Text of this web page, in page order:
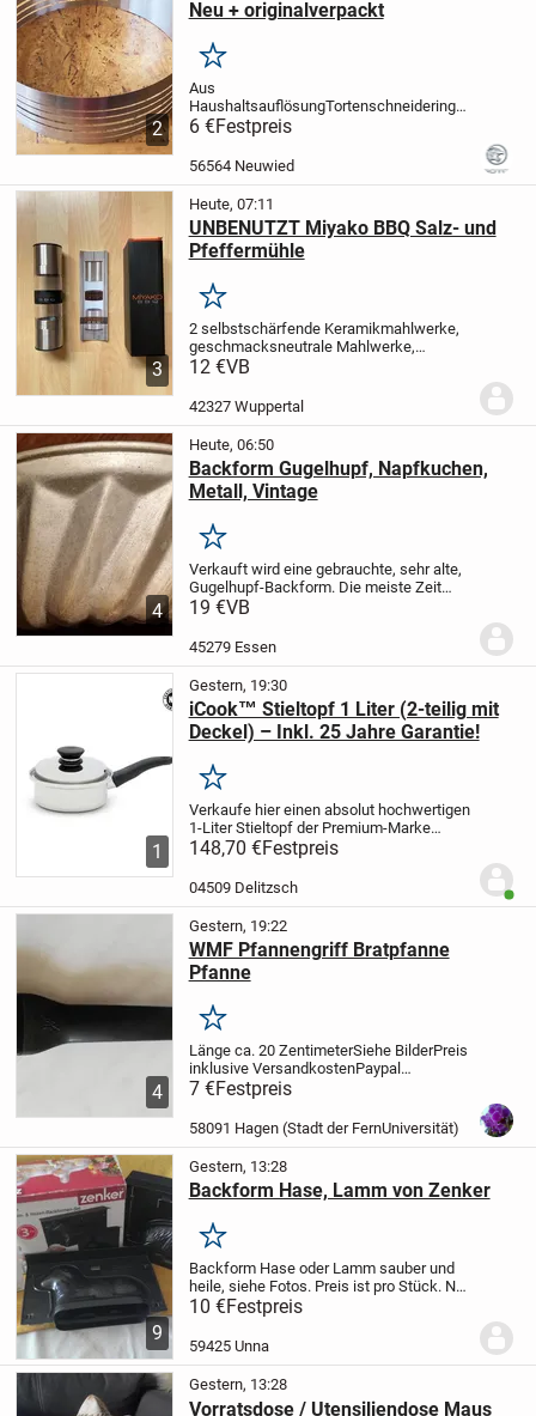
2
Neu + originalverpackt
Merken
Aus
HaushaltsauflösungTortenschneidering
TortenringEdelstahl
zwischen 24 - 30 cm
Originalverpackung
6 €Festpreis
56564 Neuwied
3
Heute, 07:11
UNBENUTZT Miyako BBQ Salz- und
Pfeffermühle
Merken
2 selbstschärfende Keramikmahlwerke,
geschmacksneutrale Mahlwerke,
Gehäuse aus Edelstahl mit Silikongriff,
Maße: Höhe 19 cm,
Gewicht:...
12 €VB
42327 Wuppertal
4
Heute, 06:50
Backform Gugelhupf, Napfkuchen,
Metall, Vintage
Merken
Verkauft wird eine gebrauchte, sehr alte,
Gugelhupf-Backform. Die meiste Zeit
hing die Form zur Deko in der Küche.
unschön aussah, mit Silberspray lackiert.
19 €VB
45279 Essen
1
Gestern, 19:30
iCook™ Stieltopf 1 Liter (2-teilig mit
Deckel) – Inkl. 25 Jahre Garantie!
Merken
Verkaufe hier einen absolut hochwertigen
1-Liter Stieltopf der Premium-Marke
iCook™. Dieser Topf ist perfekt für
kleinere Mengen, Soßen, Gemüse oder
Babynahrung und bietet absolute Profi-
148,70 €Festpreis
04509 Delitzsch
4
Gestern, 19:22
WMF Pfannengriff Bratpfanne
Pfanne
Merken
Länge ca. 20 ZentimeterSiehe BilderPreis
inklusive VersandkostenPaypal
vorhanden
7 €Festpreis
58091 Hagen (Stadt der FernUniversität)
9
Gestern, 13:28
Backform Hase, Lamm von Zenker
Merken
Backform Hase oder Lamm sauber und
heile, siehe Fotos.Preis ist pro Stück. Nur
zusammen abzugeben.
solange sie online ist.
!Da Privatverkauf ! Keine Rücknahme,
10 €Festpreis
59425 Unna
Gestern, 13:28
Vorratsdose / Utensiliendose Maus